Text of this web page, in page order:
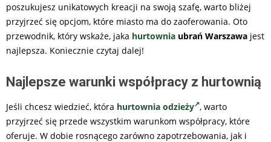
poszukujesz unikatowych kreacji na swoją szafę, warto bliżej
przyjrzeć się opcjom, które miasto ma do zaoferowania. Oto
przewodnik, który wskaże, jaka hurtownia ubrań Warszawa jest
najlepsza. Koniecznie czytaj dalej!
Najlepsze warunki współpracy z hurtownią
Jeśli chcesz wiedzieć, która hurtownia odzieży , warto
przyjrzeć się przede wszystkim warunkom współpracy, które
oferuje. W dobie rosnącego zarówno zapotrzebowania, jak i